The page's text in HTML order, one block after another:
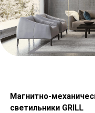
Магнитно-
светильники GRILL